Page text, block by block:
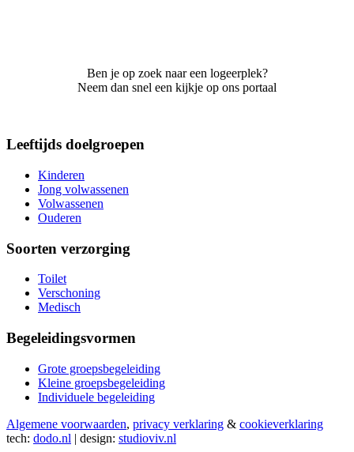
Ben je op zoek naar een logeerplek?
Neem dan snel een kijkje op ons portaal
Leeftijds doelgroepen
Kinderen
Jong volwassenen
Volwassenen
Ouderen
Soorten verzorging
Toilet
Verschoning
Medisch
Begeleidingsvormen
Grote groepsbegeleiding
Kleine groepsbegeleiding
Individuele begeleiding
Algemene voorwaarden, privacy verklaring & cookieverklaring
tech: dodo.nl | design: studioviv.nl